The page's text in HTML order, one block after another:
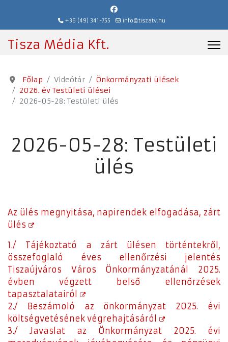
+36 (49) 341-755 info@tiszatv.hu
Tisza Média Kft.
Főlap Videótár
Önkormányzati ülések
2026. év Testületi ülései
2026-05-28: Testületi ülés
2026-05-28: Testületi
ülés
Az ülés megnyitása, napirendek elfogadása, zárt
ülés
1./ Tájékoztató a zárt ülésen történtekről,
összefoglaló éves ellenőrzési jelentés
Tiszaújváros Város Önkormányzatánál 2025.
évben végzett belső ellenőrzések
tapasztalatairól
2./ Beszámoló az önkormányzat 2025. évi
költségvetésének végrehajtásáról
3./ Javaslat az Önkormányzat 2025. évi